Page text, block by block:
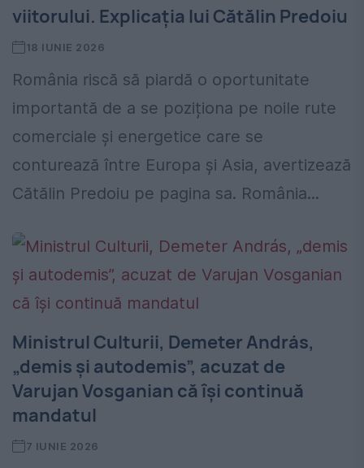
viitorului. Explicația lui Cătălin Predoiu
18 IUNIE 2026
România riscă să piardă o oportunitate
importantă de a se poziționa pe noile rute
comerciale și energetice care se
conturează între Europa și Asia, avertizează
Cătălin Predoiu pe pagina sa. România...
Ministrul Culturii, Demeter András,
„demis și autodemis”, acuzat de
Varujan Vosganian că își continuă
mandatul
7 IUNIE 2026